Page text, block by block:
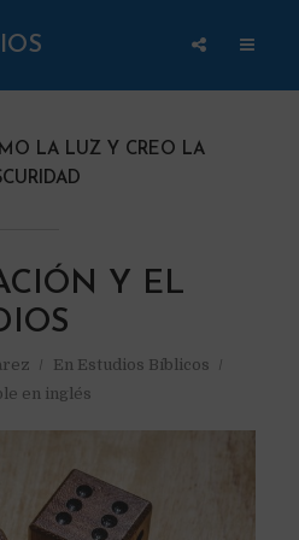
LA LUZ Y CREO LA
Y EL
En Estudios Bíblicos
en inglés